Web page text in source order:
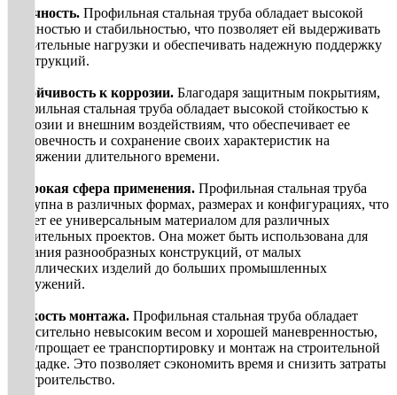
Прочность. Профильная стальная труба обладает высокой
прочностью и стабильностью, что позволяет ей выдерживать
значительные нагрузки и обеспечивать надежную поддержку
конструкций.
Устойчивость к коррозии. Благодаря защитным покрытиям,
профильная стальная труба обладает высокой стойкостью к
коррозии и внешним воздействиям, что обеспечивает ее
долговечность и сохранение своих характеристик на
протяжении длительного времени.
Широкая сфера применения. Профильная стальная труба
доступна в различных формах, размерах и конфигурациях, что
делает ее универсальным материалом для различных
строительных проектов. Она может быть использована для
создания разнообразных конструкций, от малых
металлических изделий до больших промышленных
сооружений.
Легкость монтажа. Профильная стальная труба обладает
относительно невысоким весом и хорошей маневренностью,
что упрощает ее транспортировку и монтаж на строительной
площадке. Это позволяет сэкономить время и снизить затраты
на строительство.